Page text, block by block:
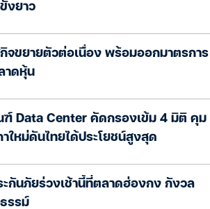
งยาว
กิจขยายตัวต่อเนื่อง พร้อมออกมาตรการ
าดหุ้น
ฑ์ Data Center คัดกรองเข้ม 4 มิติ คุม
ใหม่ดันไทยได้ประโยชน์สูงสุด
กันภัยร่วงเช้านี้ที่ตลาดฮ่องกง กังวล
รรม์